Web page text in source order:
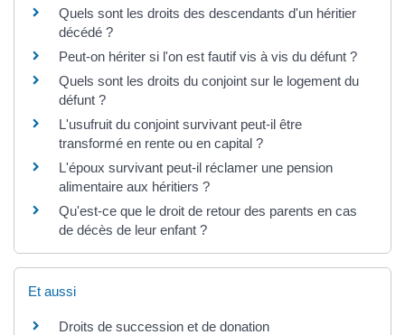
Quels sont les droits des descendants d'un héritier
décédé ?
Peut-on hériter si l'on est fautif vis à vis du défunt ?
Quels sont les droits du conjoint sur le logement du
défunt ?
L'usufruit du conjoint survivant peut-il être
transformé en rente ou en capital ?
L'époux survivant peut-il réclamer une pension
alimentaire aux héritiers ?
Qu'est-ce que le droit de retour des parents en cas
de décès de leur enfant ?
Et aussi
Droits de succession et de donation